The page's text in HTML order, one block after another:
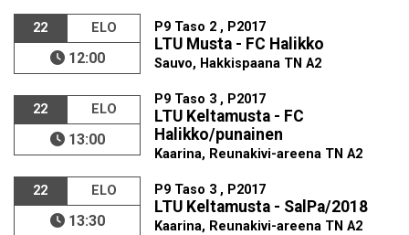
22 ELO
12:00
P9 Taso 2 , P2017
LTU Musta - FC Halikko
Sauvo, Hakkispaana TN A2
22 ELO
13:00
P9 Taso 3 , P2017
LTU Keltamusta - FC
Halikko/punainen
Kaarina, Reunakivi-areena TN A2
22 ELO
13:30
P9 Taso 3 , P2017
LTU Keltamusta - SalPa/2018
Kaarina, Reunakivi-areena TN A2